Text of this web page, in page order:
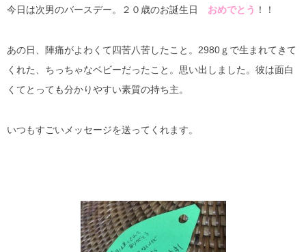
今日は次男のバースデー。２０歳のお誕生日 おめでとう ！！
あの日、陣痛がよわくて四苦八苦したこと。2980ｇで生まれてきて
くれた、ちっちゃなベビーだったこと。思い出しました。彼は面白
くてとっても分かりやすい素質の持ち主。
いつもすごいメッセージを送ってくれます。